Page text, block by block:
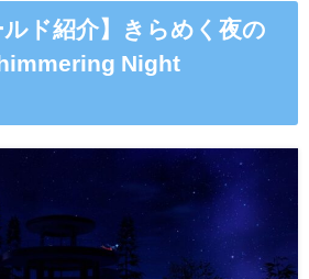
ルド紹介】きらめく夜の
Night